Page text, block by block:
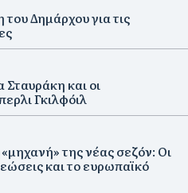
Δημάρχου για τις
και οι
Γκιλφόιλ
της νέας σεζόν: Οι
και το ευρωπαϊκό